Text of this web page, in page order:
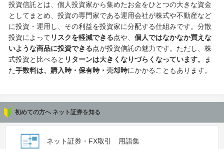
投資信託とは、個人投資家から集めたお金をひとつの大きな資金
としてまとめ、投資の専門家である運用会社が株式や不動産など
に投資・運用し、その利益を投資家に分配する仕組みです。分散
投資によって リスクを軽減できる点や、 個人ではなかなか買えな
いような商品に投資できる点が投資信託の魅力です。ただし、株
式投資と比べると リターンは大きくなりづらくなっています。
ま
た手数料は、購入時・保有時・売却時にかかることもあります。
初めての方へ ネット証券を知る
ネット証券・FX取引 用語集